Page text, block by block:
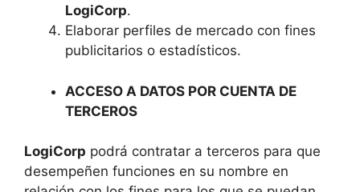
LogiCorp.
Elaborar perfiles de mercado con fines
publicitarios o estadísticos.
ACCESO A DATOS POR CUENTA DE
TERCEROS
LogiCorp podrá contratar a terceros para que
desempeñen funciones en su nombre en